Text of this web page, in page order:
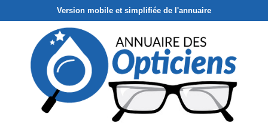
Version mobile et simplifiée de l'annuaire